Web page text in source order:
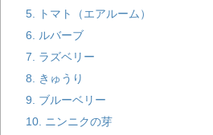
5. トマト（エアルーム）
6. ルバーブ
7. ラズベリー
8. きゅうり
9. ブルーベリー
10. ニンニクの芽